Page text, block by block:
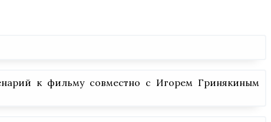
к фильму совместно с Игорем Гринякиным